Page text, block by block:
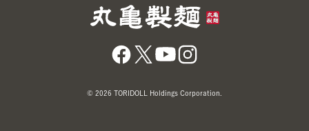
© 2026 TORIDOLL Holdings Corporation.